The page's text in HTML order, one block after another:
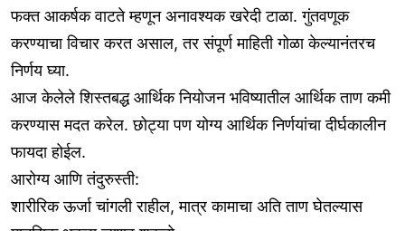
फक्त आकर्षक वाटते म्हणून अनावश्यक खरेदी टाळा. गुंतवणूक
करण्याचा विचार करत असाल, तर संपूर्ण माहिती गोळा केल्यानंतरच
निर्णय घ्या.
आज केलेले शिस्तबद्ध आर्थिक नियोजन भविष्यातील आर्थिक ताण कमी
करण्यास मदत करेल. छोट्या पण योग्य आर्थिक निर्णयांचा दीर्घकालीन
फायदा होईल.
आरोग्य आणि तंदुरुस्ती:
शारीरिक ऊर्जा चांगली राहील, मात्र कामाचा अति ताण घेतल्यास